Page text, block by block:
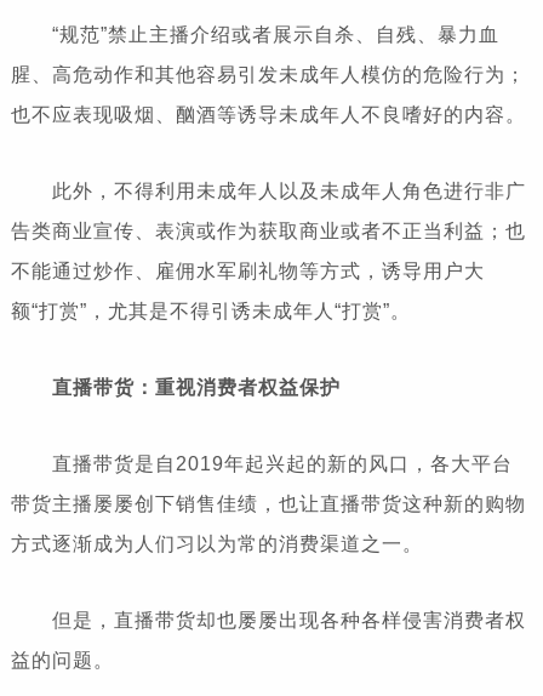
“规范”禁止主播介绍或者展示自杀、自残、暴力血
腥、高危动作和其他容易引发未成年人模仿的危险行为；
也不应表现吸烟、酗酒等诱导未成年人不良嗜好的内容。
此外，不得利用未成年人以及未成年人角色进行非广
告类商业宣传、表演或作为获取商业或者不正当利益；也
不能通过炒作、雇佣水军刷礼物等方式，诱导用户大
额“打赏”，尤其是不得引诱未成年人“打赏”。
直播带货：重视消费者权益保护
直播带货是自2019年起兴起的新的风口，各大平台
带货主播屡屡创下销售佳绩，也让直播带货这种新的购物
方式逐渐成为人们习以为常的消费渠道之一。
但是，直播带货却也屡屡出现各种各样侵害消费者权
益的问题。